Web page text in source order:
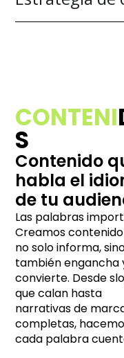
CONTENI
S
Contenido
habla el
de tu
Las palabras
Creamos
no solo informa,
también engancha
convierte. Desde
que calan hasta
narrativas de
completas,
cada palabra